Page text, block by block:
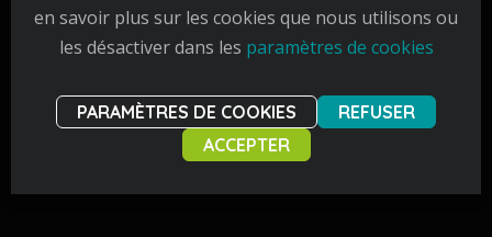
Mutualités
Libres
en savoir plus sur les cookies que nous utilisons ou
les désactiver dans les paramètres de cookies
PARAMÈTRES DE COOKIES
REFUSER
ACCEPTER